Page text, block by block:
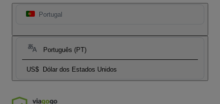
Portugal
Português (PT)
US$ Dólar dos Estados Unidos